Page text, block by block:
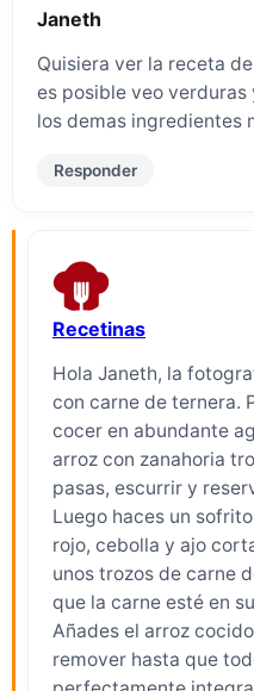
Janeth
Quisiera ver la receta
es posible veo
los demas ingredientes
Responder
Recetinas
Hola Janeth, la
con carne de ternera.
cocer en abundante
arroz con zanahoria
pasas, escurrir y
Luego haces un
rojo, cebolla y ajo
unos trozos de carne
que la carne esté en
Añades el arroz
remover hasta que